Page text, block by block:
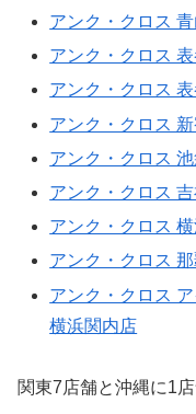
アンク・クロス
アンク・クロス
アンク・クロス
アンク・クロス
アンク・クロス
アンク・クロス
アンク・クロス
アンク・クロス
アンク・クロス ア
横浜関内店
関東7店舗と沖縄に1